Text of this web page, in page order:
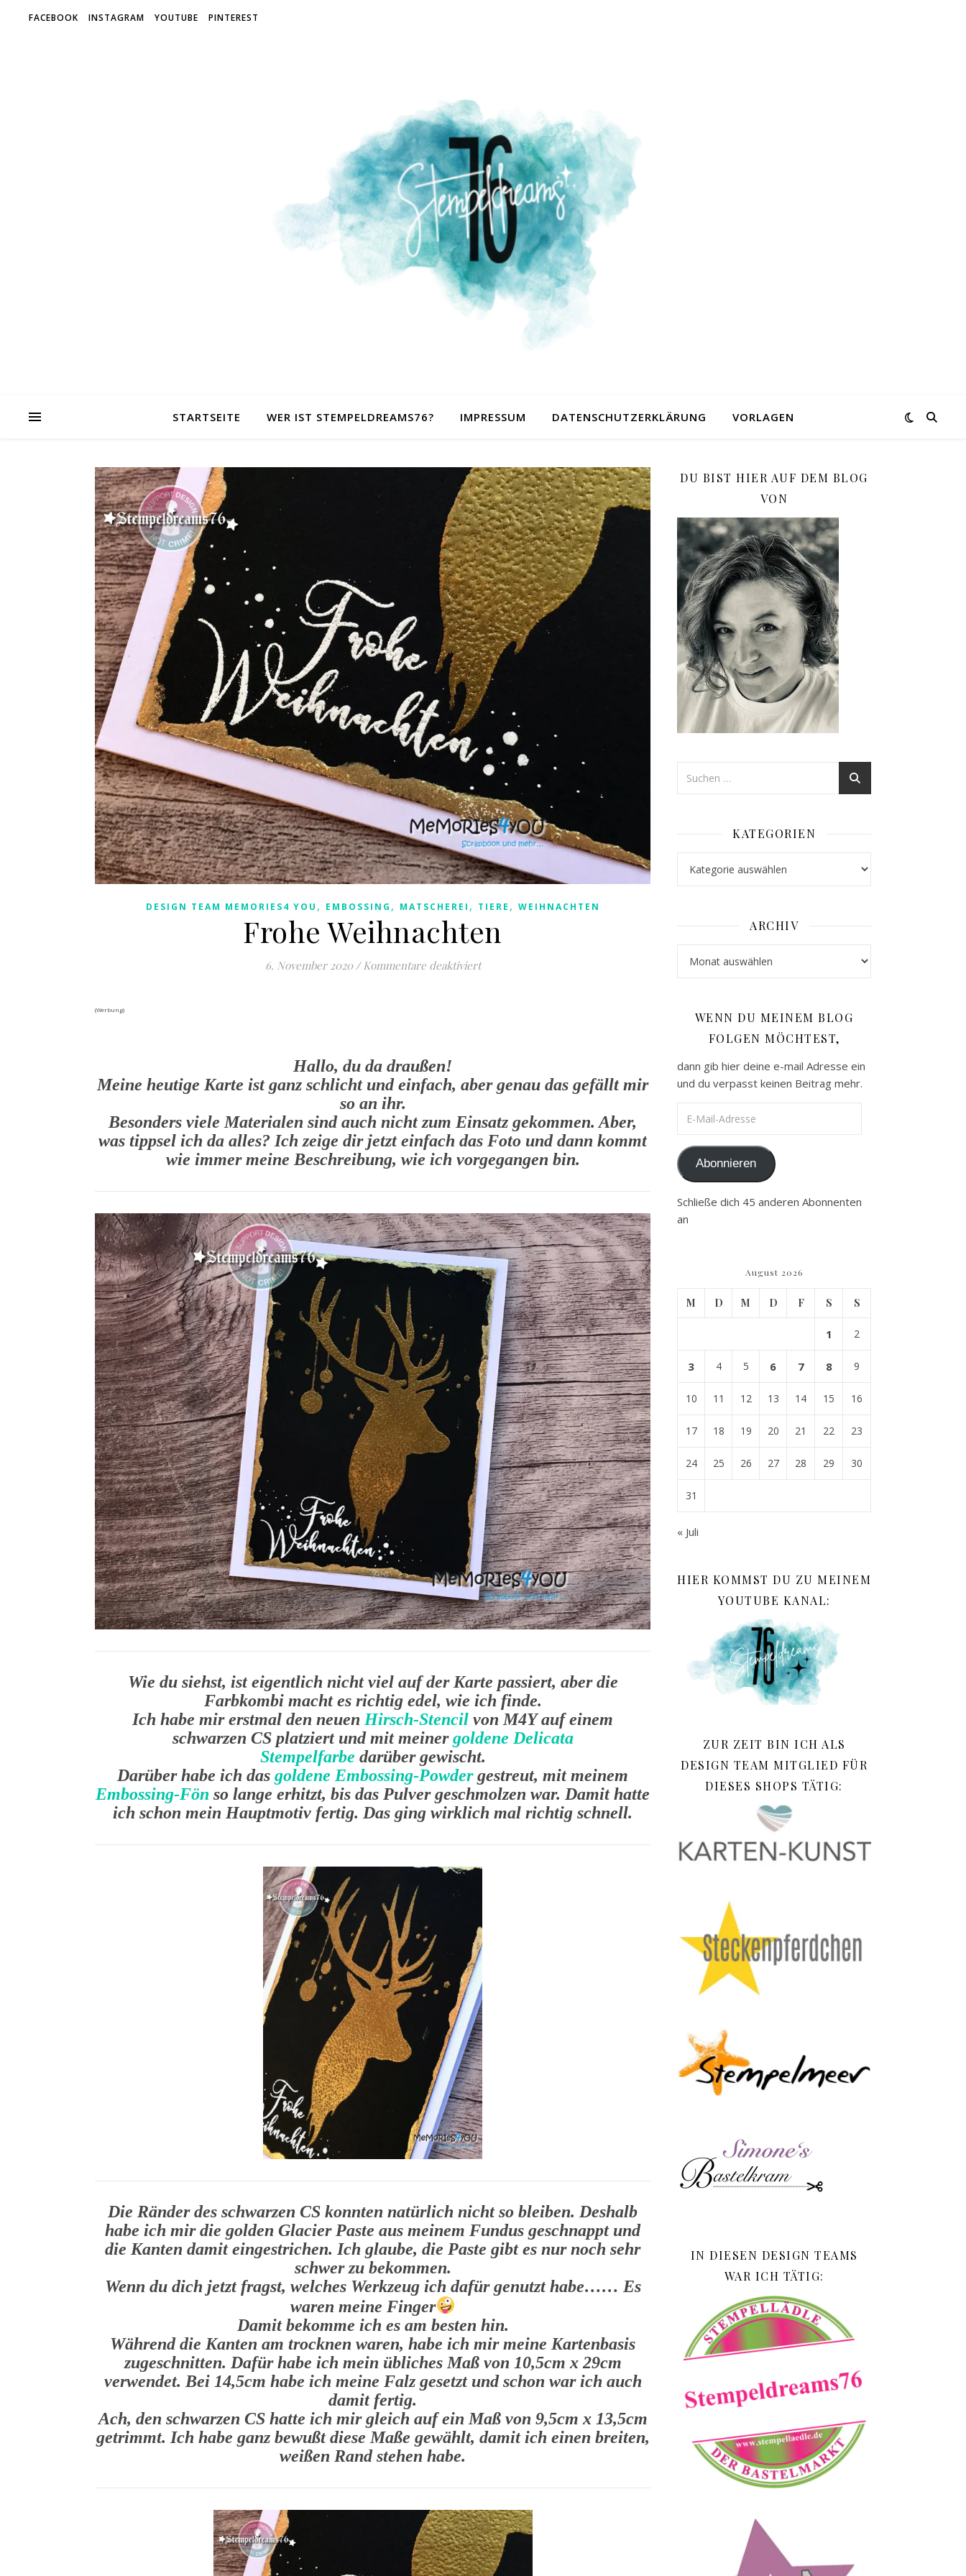
FACEBOOK INSTAGRAM YOUTUBE PINTEREST
STARTSEITE WER IST STEMPELDREAMS76? IMPRESSUM DATENSCHUTZERKLÄRUNG VORLAGEN
DESIGN TEAM MEMORIES4 YOU , EMBOSSING , MATSCHEREI , TIERE , WEIHNACHTEN
Frohe Weihnachten
6. November 2020 / Kommentare deaktiviertfür Frohe Weihnachten
(Werbung)
Hallo, du da draußen!
Meine heutige Karte ist ganz schlicht und einfach, aber genau das gefällt mir
so an ihr.
Besonders viele Materialen sind auch nicht zum Einsatz gekommen. Aber,
was tippsel ich da alles? Ich zeige dir jetzt einfach das Foto und dann kommt
wie immer meine Beschreibung, wie ich vorgegangen bin.
Wie du siehst, ist eigentlich nicht viel auf der Karte passiert, aber die
Farbkombi macht es richtig edel, wie ich finde.
Ich habe mir erstmal den neuen Hirsch-Stencil von M4Y auf einem
schwarzen CS platziert und mit meinergoldene Delicata
Stempelfarbe darüber gewischt.
Darüber habe ich das goldene Embossing-Powdergestreut, mit meinem
Embossing-Fön so lange erhitzt, bis das Pulver geschmolzen war. Damit hatte
ich schon mein Hauptmotiv fertig. Das ging wirklich mal richtig schnell.
Die Ränder des schwarzen CS konnten natürlich nicht so bleiben. Deshalb
habe ich mir die golden Glacier Paste aus meinem Fundus geschnappt und
die Kanten damit eingestrichen. Ich glaube, die Paste gibt es nur noch sehr
schwer zu bekommen.
Wenn du dich jetzt fragst, welches Werkzeug ich dafür genutzt habe…… Es
waren meine Finger
Damit bekomme ich es am besten hin.
Während die Kanten am trocknen waren, habe ich mir meine Kartenbasis
zugeschnitten. Dafür habe ich mein übliches Maß von 10,5cm x 29cm
verwendet. Bei 14,5cm habe ich meine Falz gesetzt und schon war ich auch
damit fertig.
Ach, den schwarzen CS hatte ich mir gleich auf ein Maß von 9,5cm x 13,5cm
getrimmt. Ich habe ganz bewußt diese Maße gewählt, damit ich einen breiten,
weißen Rand stehen habe.
DU BIST HIER AUF DEM BLOG
VON
KATEGORIEN
ARCHIV
WENN DU MEINEM BLOG
FOLGEN MÖCHTEST,
dann gib hier deine e-mail Adresse ein
und du verpasst keinen Beitrag mehr.
Abonnieren
Schließe dich 45 anderen Abonnenten
an
August 2026
M D M D F S S
1 2
3 4 5 6 7 8 9
10 11 12 13 14 15 16
17 18 19 20 21 22 23
24 25 26 27 28 29 30
31
« Juli
HIER KOMMST DU ZU MEINEM
YOUTUBE KANAL:
ZUR ZEIT BIN ICH ALS
DESIGN TEAM MITGLIED FÜR
DIESES SHOPS TÄTIG:
IN DIESEN DESIGN TEAMS
WAR ICH TÄTIG: